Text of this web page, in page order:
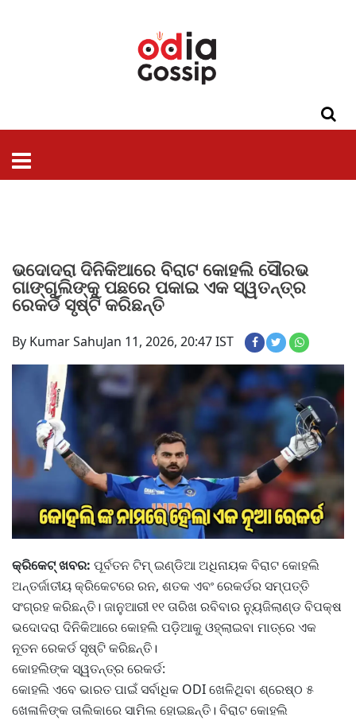
ଭଦୋଦରା ଦିନିକିଆରେ ବିରାଟ କୋହଲି ସୌରଭ
ଗାଙ୍ଗୁଲିଙ୍କୁ ପଛରେ ପକାଇ ଏକ ସ୍ୱତନ୍ତ୍ର
ରେକର୍ଡ ସୃଷ୍ଟି କରିଛନ୍ତି
By Kumar SahuJan 11, 2026, 20:47 IST
କ୍ରିକେଟ୍ ଖବର: ପୂର୍ବତନ ଟିମ୍ ଇଣ୍ଡିଆ ଅଧିନାୟକ ବିରାଟ କୋହଲି
ଅନ୍ତର୍ଜାତୀୟ କ୍ରିକେଟରେ ରନ, ଶତକ ଏବଂ ରେକର୍ଡର ସମ୍ପତ୍ତି
ସଂଗ୍ରହ କରିଛନ୍ତି। ଜାନୁଆରୀ ୧୧ ତାରିଖ ରବିବାର ନ୍ୟୁଜିଲାଣ୍ଡ ବିପକ୍ଷ
ଭଦୋଦରା ଦିନିକିଆରେ କୋହଲି ପଡ଼ିଆକୁ ଓହ୍ଲାଇବା ମାତ୍ରେ ଏକ
ନୂତନ ରେକର୍ଡ ସୃଷ୍ଟି କରିଛନ୍ତି।
କୋହଲିଙ୍କ ସ୍ୱତନ୍ତ୍ର ରେକର୍ଡ:
କୋହଲି ଏବେ ଭାରତ ପାଇଁ ସର୍ବାଧିକ ODI ଖେଳିଥିବା ଶ୍ରେଷ୍ଠ ୫
ଖେଳାଳିଙ୍କ ତାଲିକାରେ ସାମିଲ ହୋଇଛନ୍ତି। ବିରାଟ କୋହଲି